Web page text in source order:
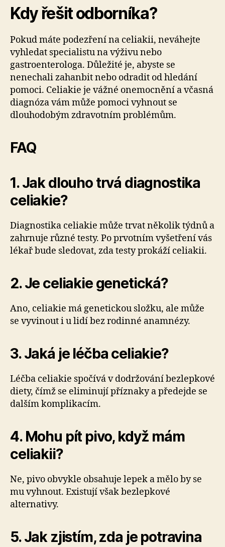
Kdy řešit odborníka?
Pokud máte podezření na celiakii, neváhejte
vyhledat specialistu na výživu nebo
gastroenterologa. Důležité je, abyste se
nenechali zahanbit nebo odradit od hledání
pomoci. Celiakie je vážné onemocnění a včasná
diagnóza vám může pomoci vyhnout se
dlouhodobým zdravotním problémům.
FAQ
1. Jak dlouho trvá diagnostika
celiakie?
Diagnostika celiakie může trvat několik týdnů a
zahrnuje různé testy. Po prvotním vyšetření vás
lékař bude sledovat, zda testy prokáží celiakii.
2. Je celiakie genetická?
Ano, celiakie má genetickou složku, ale může
se vyvinout i u lidí bez rodinné anamnézy.
3. Jaká je léčba celiakie?
Léčba celiakie spočívá v dodržování bezlepkové
diety, čímž se eliminují příznaky a předejde se
dalším komplikacím.
4. Mohu pít pivo, když mám
celiakii?
Ne, pivo obvykle obsahuje lepek a mělo by se
mu vyhnout. Existují však bezlepkové
alternativy.
5. Jak zjistím, zda je potravina